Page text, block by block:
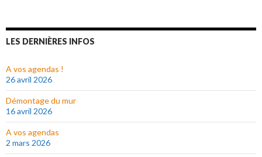
LES DERNIÈRES INFOS
A vos agendas !
26 avril 2026
Démontage du mur
16 avril 2026
A vos agendas
2 mars 2026